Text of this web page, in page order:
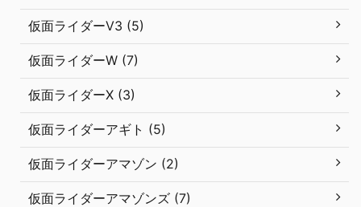
仮面ライダーV3 (5)
仮面ライダーW (7)
仮面ライダーX (3)
仮面ライダーアギト (5)
仮面ライダーアマゾン (2)
仮面ライダーアマゾンズ (7)